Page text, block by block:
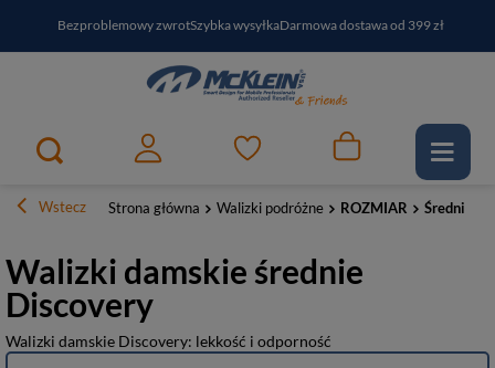
Bezproblemowy zwrotSzybka wysyłkaDarmowa dostawa od 399 zł
PayPo - kup i zapłać za30 dniZapisz się do newslettera i odbierz RABAT
Wstecz Strona główna Walizki podróżne ROZMIAR Średnie
Walizki damskie średnie
Discovery
Walizki damskie Discovery: lekkość i odporność